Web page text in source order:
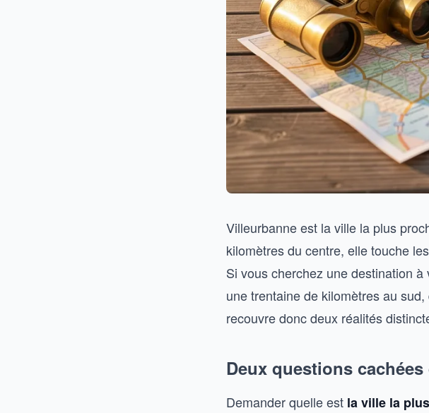
Villeurbanne est la ville la plus
kilomètres du centre, elle touche
Si vous cherchez une destination
une trentaine de kilomètres au
recouvre donc deux réalités
Deux questions
Demander quelle est la ville la